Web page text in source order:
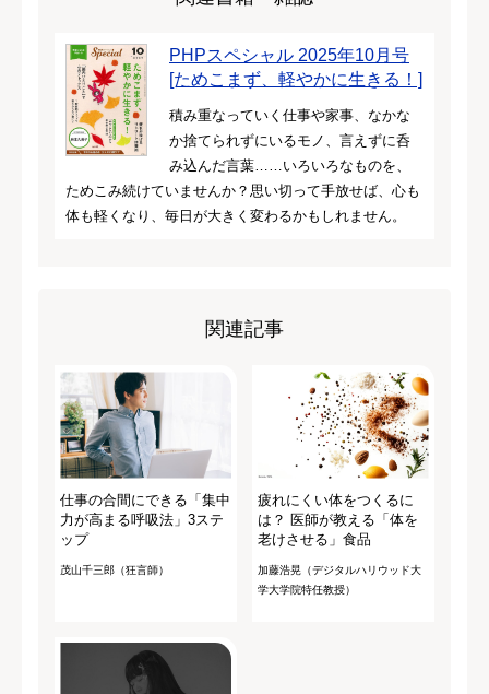
PHPスペシャル 2025年10月号
[ためこまず、軽やかに生きる！]
積み重なっていく仕事や家事、なかな
か捨てられずにいるモノ、言えずに呑
み込んだ言葉……いろいろなものを、
ためこみ続けていませんか？思い切って手放せば、心も
体も軽くなり、毎日が大きく変わるかもしれません。
関連記事
仕事の合間にできる「集中
力が高まる呼吸法」3ステ
ップ
茂山千三郎（狂言師）
疲れにくい体をつくるに
は？ 医師が教える「体を
老けさせる」食品
加藤浩晃（デジタルハリウッド大
学大学院特任教授）